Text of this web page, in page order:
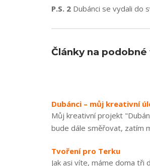
P.S. 2 Dubánci se vydali do
Články na
Dubánci – můj kreativní
Můj kreativní projekt
bude dále směřovat, zatím
Tvoření pro Terku
Jak asi víte, máme doma